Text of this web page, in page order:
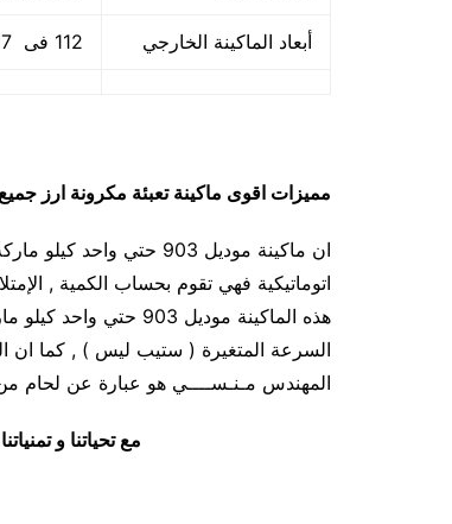
أبعاد الماكينة الخارجي 112 فى 117فى 210سم و يمكن فك الماكينة و تركيبها في اي مكان
مميزات اقوى ماكينة تعبئة مكرونة ارز جميع
ان ماكينة موديل 903
اتوماتيكية فهي تقوم بحساب الكمية ,
هذه الماكينة موديل
المهندس مـنـســــي هو عبارة عن لحام
مع تحياتنا و